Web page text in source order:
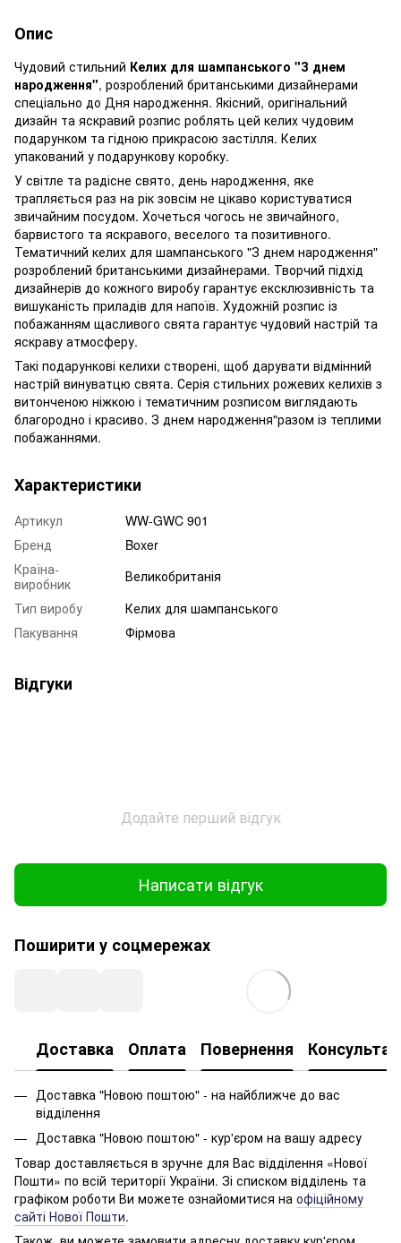
Опис
Чудовий стильний Келих для шампанського "З днем
народження", розроблений британськими дизайнерами
спеціально до Дня народження. Якісний, оригінальний
дизайн та яскравий розпис роблять цей келих чудовим
подарунком та гідною прикрасою застілля. Келих
упакований у подарункову коробку.
У світле та радісне свято, день народження, яке
трапляється раз на рік зовсім не цікаво користуватися
звичайним посудом. Хочеться чогось не звичайного,
барвистого та яскравого, веселого та позитивного.
Тематичний келих для шампанського "З днем народження"
розроблений британськими дизайнерами. Творчий підхід
дизайнерів до кожного виробу гарантує ексклюзивність та
вишуканість приладів для напоїв. Художній розпис із
побажанням щасливого свята гарантує чудовий настрій та
яскраву атмосферу.
Такі подарункові келихи створені, щоб дарувати відмінний
настрій винуватцю свята. Серія стильних рожевих келихів з
витонченою ніжкою і тематичним розписом виглядають
благородно і красиво. З днем народження"разом із теплими
побажаннями.
Характеристики
Артикул
WW-GWC 901
Бренд
Boxer
Країна-
виробник
Великобританія
Тип виробу
Келих для шампанського
Пакування
Фірмова
Відгуки
Додайте перший відгук
Написати відгук
Поширити у соцмережах
Доставка Оплата Повернення
Доставка "Новою поштою" - на найближче до вас
відділення
Доставка "Новою поштою" - кур'єром на вашу адресу
Товар доставляється в зручне для Вас відділення «Нової
Пошти» по всій території України. Зі списком відділень та
графіком роботи Ви можете ознайомитися на офіційному
сайті Нової Пошти.